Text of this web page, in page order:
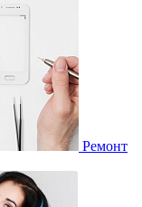
Ремонт